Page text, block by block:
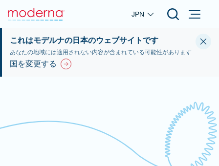
Skip to main content
JPN
これはモデルナの日本のウェブサイトです
あなたの地域には適用されない内容が含まれている可能性があります
国を変更する